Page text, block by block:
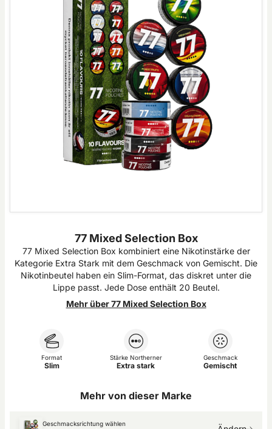
77 Mixed Selection Box
77 Mixed Selection Box kombiniert eine Nikotinstärke der
Kategorie Extra Stark mit dem Geschmack von Gemischt. Die
Nikotinbeutel haben ein Slim-Format, das diskret unter die
Lippe passt. Jede Dose enthält 20 Beutel.
Mehr über 77 Mixed Selection Box
Format
Slim
Stärke Northerner
Extra stark
Geschmack
Gemischt
Mehr von dieser Marke
Geschmacksrichtung wählen